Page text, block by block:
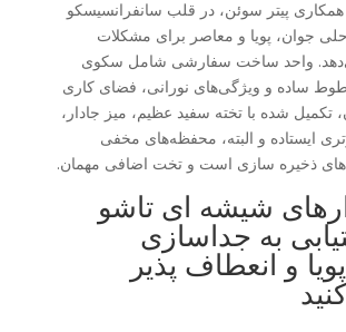
همکاری پیتر سوئن، در قلب سانفرانسیسکو
حلی جوان، پویا و معاصر برای مشکلات
واحد ساخت سفارشی شامل سکوی
ساده و ویژگی‌های نورانی، فضای کاری
تکمیل شده با تخته سفید عظیم، میز جادار،
ایستاده و البته، محفظه‌های مخفی
ذخیره سازی است و تخت اضافی مهمان.
شیشه ای تاشو
به جداسازی
و انعطاف پذیر